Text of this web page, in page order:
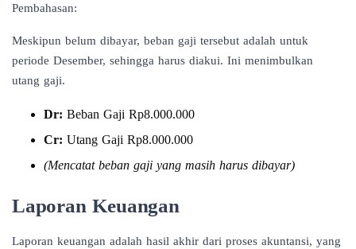
Pembahasan:
Meskipun belum dibayar, beban gaji tersebut adalah untuk
periode Desember, sehingga harus diakui. Ini menimbulkan
utang gaji.
Dr: Beban Gaji Rp8.000.000
Cr: Utang Gaji Rp8.000.000
(Mencatat beban gaji yang masih harus dibayar)
Laporan Keuangan
Laporan keuangan adalah hasil akhir dari proses akuntansi, yang